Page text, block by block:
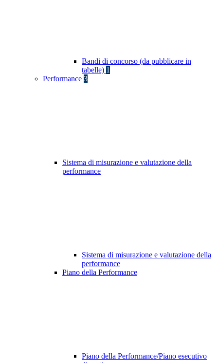
Bandi di concorso (da pubblicare in
tabelle) 1
Performance 3
Sistema di misurazione e valutazione della
performance
Sistema di misurazione e valutazione della
performance
Piano della Performance
Piano della Performance/Piano esecutivo